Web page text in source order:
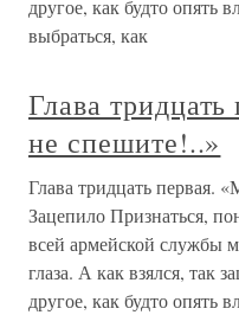
другое, как будто опять
выбраться, как
Глава
не спешите!..»
Глава тридцать первая.
Зацепило Признаться,
всей армейской службы
глаза. А как взялся, так
другое, как будто опять